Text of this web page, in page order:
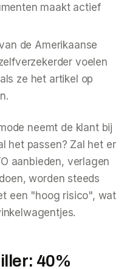
maakt actief
de Amerikaanse
voelen
ze het artikel op
neemt de klant bij
het passen? Zal het er
aanbieden, verlagen
worden steeds
een "hoog risico", wat
40%